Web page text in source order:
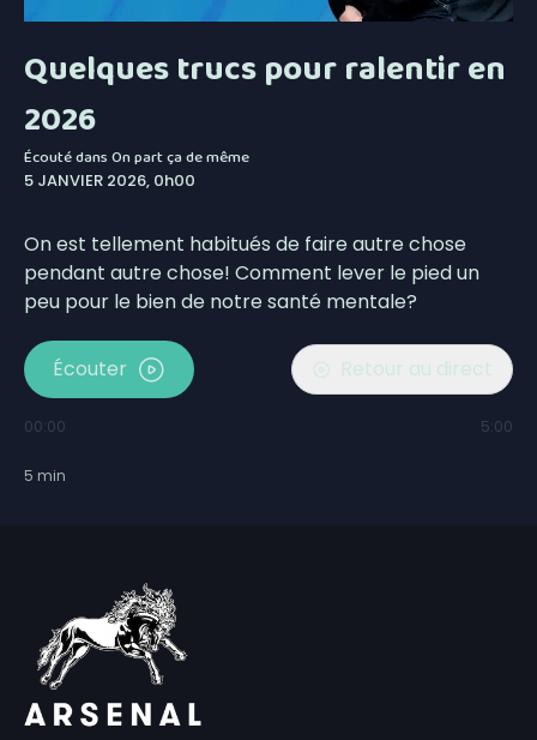
Quelques trucs pour ralentir en
2026
Écouté dansOn part ça de même
5 JANVIER 2026, 0h00
On est tellement habitués de faire autre chose
pendant autre chose! Comment lever le pied un
peu pour le bien de notre santé mentale?
Écouter Retour au direct
00:00 5:00
5 min